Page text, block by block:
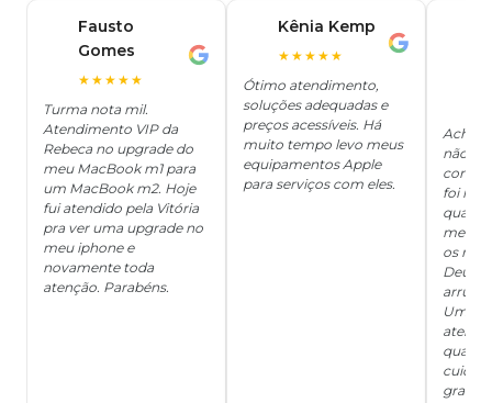
Fausto
Gomes
★★★★★
Turma nota mil.
Atendimento VIP da
Rebeca no upgrade do
meu MacBook m1 para
um MacBook m2. Hoje
fui atendido pela Vitória
pra ver uma upgrade no
meu iphone e
novamente toda
atenção. Parabéns.
Kênia Kemp
★★★★★
Ótimo atendimento,
soluções adequadas e
preços acessíveis. Há
muito tempo levo meus
equipamentos Apple
para serviços com eles.
Achei
não
foi
me
os
Deus,
Um
grata!!!